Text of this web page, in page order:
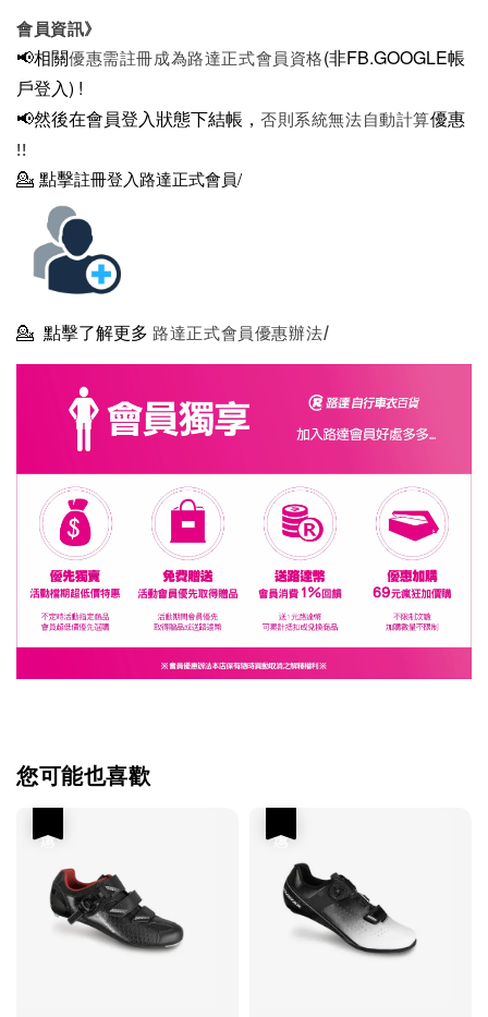
會員資訊》
📢相關優惠需註冊成為路達正式會員資格(非FB.GOOGLE帳
戶登入) !
📢然後在會員登入狀態下結帳， 否則系統無法自動計算優惠
!!
💁 點擊註冊登入路達正式會員/
💁 點擊了解更多 路達正式會員優惠辦法/
您可能也喜歡